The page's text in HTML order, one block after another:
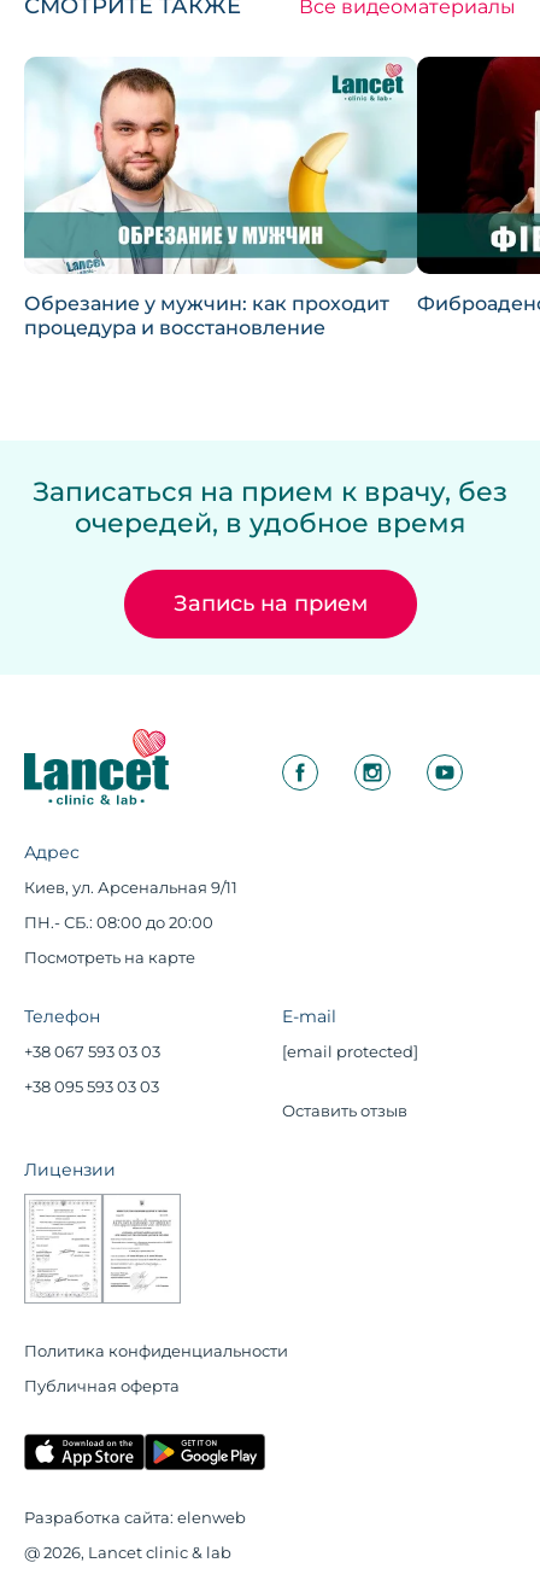
СМОТРИТЕ ТАКЖЕ Все видеоматериалы
Обрезание у мужчин: как проходит
процедура и восстановление
Записаться на прием к врачу, без
очередей, в удобное время
Запись на прием
Адрес
Киев, ул. Арсенальная 9/11
ПН.- СБ.: 08:00 до 20:00
Посмотреть на карте
Телефон
+38 067 593 03 03
+38 095 593 03 03
E-mail
[email protected]
Оставить отзыв
Лицензии
Политика конфиденциальности
Публичная оферта
Разработка сайта: elenweb
@ 2026, Lancet clinic & lab